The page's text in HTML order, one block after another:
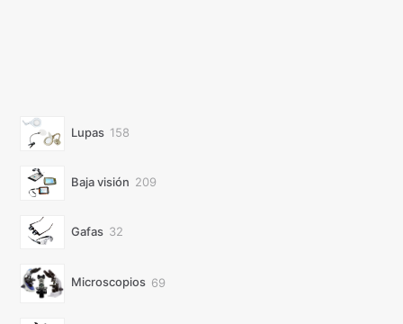
Lupas 158158
Baja visión 209209
Gafas 3232
Microscopios 6969